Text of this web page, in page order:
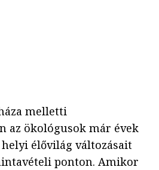
melletti
az ökológusok már évek
élővilág változásait
ponton. Amikor